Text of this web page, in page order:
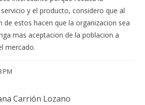
y el producto, considero que al
de estos hacen que la organizacion sea
mas aceptacion de la poblacion a
mercado.
PM
Carrión Lozano